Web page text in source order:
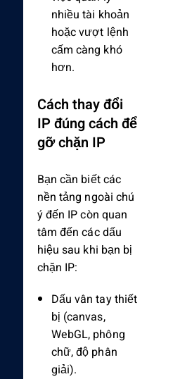
nhiều tài khoản
hoặc vượt lệnh
cấm càng khó
hơn.
Cách thay đổi
IP đúng cách để
gỡ chặn IP
Bạn cần biết các
nền tảng ngoài chú
ý đến IP còn quan
tâm đến các dấu
hiệu sau khi bạn bị
chặn IP:
Dấu vân tay thiết
bị (canvas,
WebGL, phông
chữ, độ phân
giải).